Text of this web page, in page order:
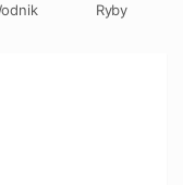
Ryby